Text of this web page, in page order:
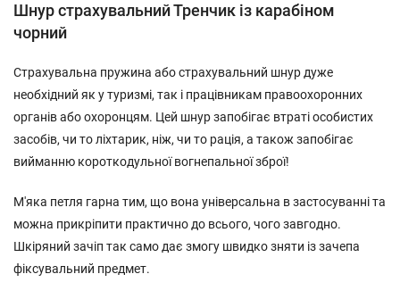
Шнур страхувальний Тренчик із карабіном
чорний
Страхувальна пружина або страхувальний шнур дуже
необхідний як у туризмі, так і працівникам правоохоронних
органів або охоронцям. Цей шнур запобігає втраті особистих
засобів, чи то ліхтарик, ніж, чи то рація, а також запобігає
вийманню короткодульної вогнепальної зброї!
М'яка петля гарна тим, що вона універсальна в застосуванні та
можна прикріпити практично до всього, чого завгодно.
Шкіряний зачіп так само дає змогу швидко зняти із зачепа
фіксувальний предмет.